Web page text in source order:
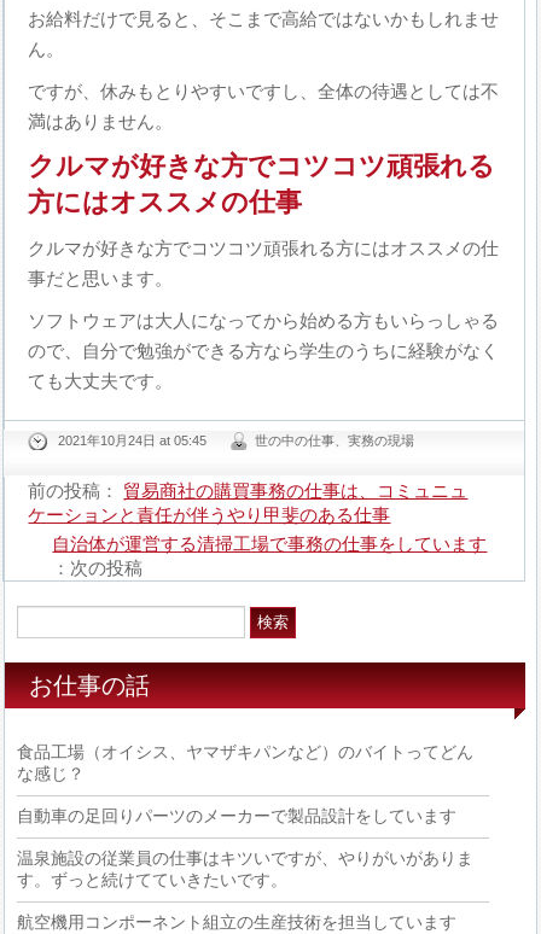
お給料だけで見ると、そこまで高給ではないかもしれませ
ん。
ですが、休みもとりやすいですし、全体の待遇としては不
満はありません。
クルマが好きな方でコツコツ頑張れる
方にはオススメの仕事
クルマが好きな方でコツコツ頑張れる方にはオススメの仕
事だと思います。
ソフトウェアは大人になってから始める方もいらっしゃる
ので、自分で勉強ができる方なら学生のうちに経験がなく
ても大丈夫です。
2021年10月24日 at 05:45 世の中の仕事、実務の現場
前の投稿： 貿易商社の購買事務の仕事は、コミュニュ
ケーションと責任が伴うやり甲斐のある仕事
自治体が運営する清掃工場で事務の仕事をしています
：次の投稿
お仕事の話
食品工場（オイシス、ヤマザキパンなど）のバイトってどん
な感じ？
自動車の足回りパーツのメーカーで製品設計をしています
温泉施設の従業員の仕事はキツいですが、やりがいがありま
す。ずっと続けてていきたいです。
航空機用コンポーネント組立の生産技術を担当しています